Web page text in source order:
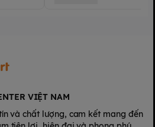
VIỆT NAM
và chất lượng, cam kết mang đến